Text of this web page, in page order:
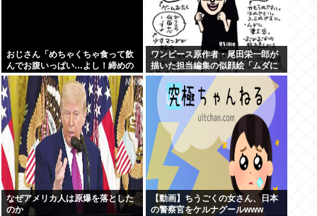
おじさん「めちゃくちゃ食って飲
んでお腹いっぱい…よし！締めの
ラーメン行くかw」 これ体爆発し
ないの？
ワンピース原作者・尾田栄一郎が
描いた担当編集の似顔絵「ムダに
東大卒」
なぜアメリカ人は原爆を落とした
のか
【動画】ちうごくの女さん、日本
の警察官をケルナグールwww